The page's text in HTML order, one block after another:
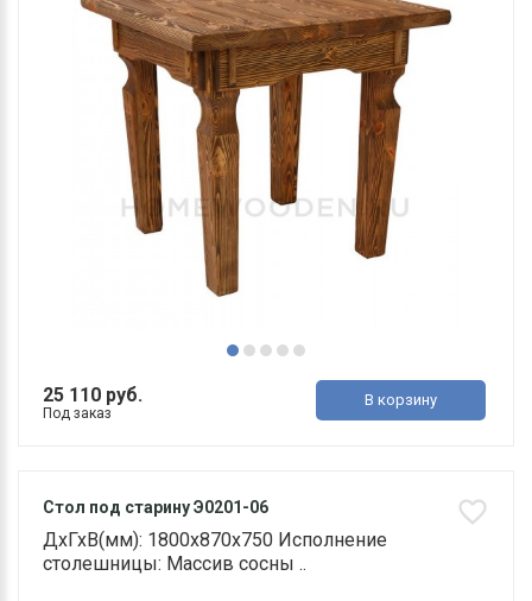
25 110 руб.
Под заказ
В корзину
Стол под старину Э0201-06
ДхГхВ(мм): 1800х870х750 Исполнение
столешницы: Массив сосны ..